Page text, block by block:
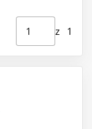
Strona ⁨1⁩ z ⁨1⁩
z ⁨1⁩
Przejdź do strony